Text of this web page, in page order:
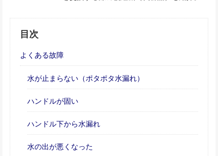
目次
よくある故障
水が止まらない（ポタポタ水漏れ）
ハンドルが固い
ハンドル下から水漏れ
水の出が悪くなった